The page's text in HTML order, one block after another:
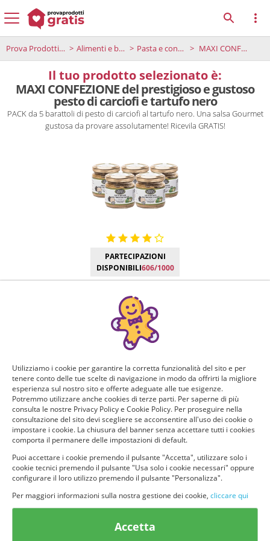
Prova Prodotti Gratis Alimenti e bevande Pasta e condimenti MAXI CONFEZIONE del prestigioso e gustoso pesto di carciofi e tartufo nero
Il tuo prodotto selezionato è:
MAXI CONFEZIONE del prestigioso e gustoso
pesto di carciofi e tartufo nero
PACK da 5 barattoli di pesto di carciofi al tartufo nero. Una salsa Gourmet
gustosa da provare assolutamente! Ricevila GRATIS!
PARTECIPAZIONI
DISPONIBILI606/1000
Manca poco!
Puoi ricevere GRATIS questo nuovo prodotto, provarlo e
consigliarlo ad altri utenti. Per determinare se hai tutti i
requisiti per poter ricevere il prodotto da te selezionato e
testarlo, rispondi a questo breve questionario.
Domanda 1 di 4:
Per quante persone fai la spesa? Quanti siete in casa?
Solo io 2 persone
3 o più persone
Utilizziamo i cookie per garantire la corretta funzionalità del sito e per
tenere conto delle tue scelte di navigazione in modo da offrirti la migliore
esperienza sul nostro sito e offerte adeguate alle tue esigenze.
Potremmo utilizzare anche cookies di terze parti. Per saperne di più
consulta le nostre Privacy Policy e Cookie Policy. Per proseguire nella
consultazione del sito devi scegliere se acconsentire all'uso dei cookie o
impostare i cookie. La chiusura del banner senza accettare tutti i cookies
comporta il permanere delle impostazioni di default.
Puoi accettare i cookie premendo il pulsante "Accetta", utilizzare solo i
cookie tecnici premendo il pulsante "Usa solo i cookie necessari" oppure
configurare il loro utilizzo premendo il pulsante "Personalizza".
Per maggiori informazioni sulla nostra gestione dei cookie, cliccare qui
Accetta